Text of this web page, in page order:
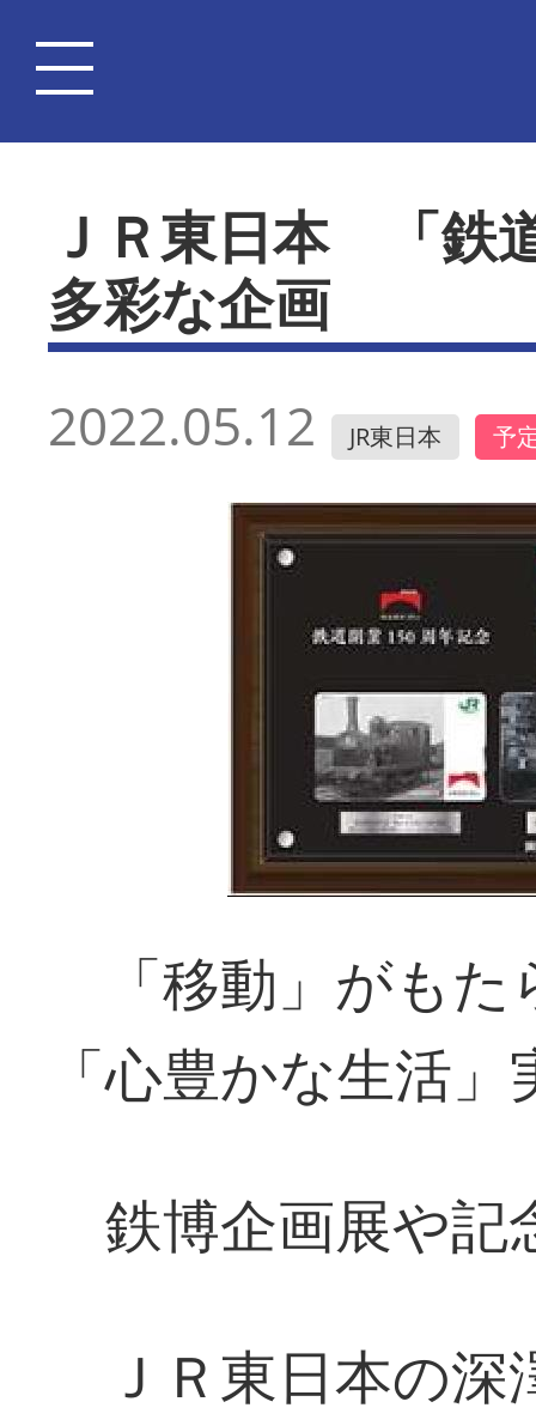
ＪＲ東日本 「鉄
多彩な企画
2022.05.12 JR東日本 予
「移動」がもた
「心豊かな生活」
鉄博企画展や記
ＪＲ東日本の深